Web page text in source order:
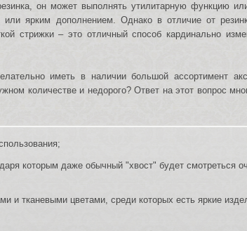
он может выполнять утилитарную функцию
ярким дополнением. Однако в отличие от
стрижки – это отличный способ кардинально
иметь в наличии большой ассортимент
количестве и недорого? Ответ на этот вопрос
которым даже обычный "хвост" будет смотреться
и тканевыми цветами, среди которых есть яркие